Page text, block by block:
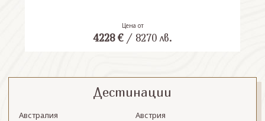
Цена от
4228 €/ 8270 лв.
Дестинации
Австралия
Австрия